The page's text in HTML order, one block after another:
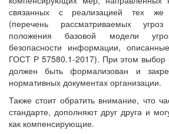
связанных с реализацией тех же
(перечень рассматриваемых
положения базовой модели
безопасности информации,
ГОСТ Р 57580.1-2017). При этом
должен быть формализован и
нормативных документах организации.
Также стоит обратить внимание, что
стандарте, дополняют друг друга и
как компенсирующие.